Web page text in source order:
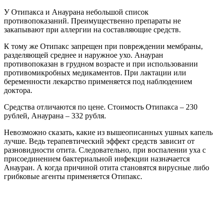
У Отипакса и Анаурана небольшой список
противопоказаний. Преимущественно препараты не
закапывают при аллергии на составляющие средств.
К тому же Отипакс запрещен при повреждении мембраны,
разделяющей среднее и наружное ухо. Анауран
противопоказан в грудном возрасте и при использовании
противомикробных медикаментов. При лактации или
беременности лекарство применяется под наблюдением
доктора.
Средства отличаются по цене. Стоимость Отипакса – 230
рублей, Анаурана – 332 рубля.
Невозможно сказать, какие из вышеописанных ушных капель
лучше. Ведь терапевтический эффект средств зависит от
разновидности отита. Следовательно, при воспалении уха с
присоединением бактериальной инфекции назначается
Анауран. А когда причиной отита становятся вирусные либо
грибковые агенты применяется Отипакс.